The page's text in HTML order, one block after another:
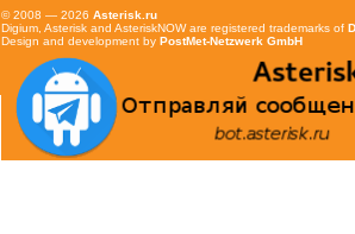
© 2008 — 2026 Asterisk.ru
Digium, Asterisk and AsteriskNOW are registered trademarks of
Design and development by PostMet-Netzwerk GmbH